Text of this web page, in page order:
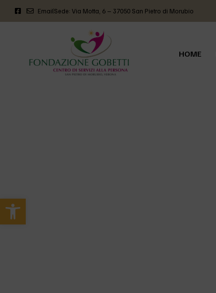
Apri la barra degli strumenti
EmailSede: Via Motta, 6 – 37050 San Pietro di Morubio
HOME